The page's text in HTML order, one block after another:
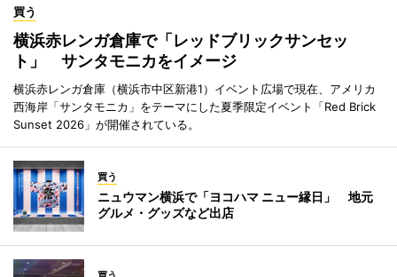
買う
横浜赤レンガ倉庫で「レッドブリックサンセッ
ト」 サンタモニカをイメージ
横浜赤レンガ倉庫（横浜市中区新港1）イベント広場で現在、アメリカ
西海岸「サンタモニカ」をテーマにした夏季限定イベント「Red Brick
Sunset 2026」が開催されている。
買う
ニュウマン横浜で「ヨコハマ ニュー縁日」 地元
グルメ・グッズなど出店